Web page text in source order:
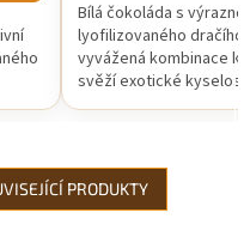
Bílá čokoláda s
lyofilizovaného dračího
vyvážená kombinace
svěží exotické
cukru....
PRODUKTY